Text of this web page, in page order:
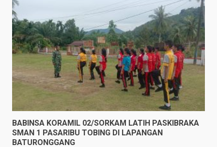
BABINSA KORAMIL 02/SORKAM LATIH PASKIBRAKA
SMAN 1 PASARIBU TOBING DI LAPANGAN
BATURONGGANG